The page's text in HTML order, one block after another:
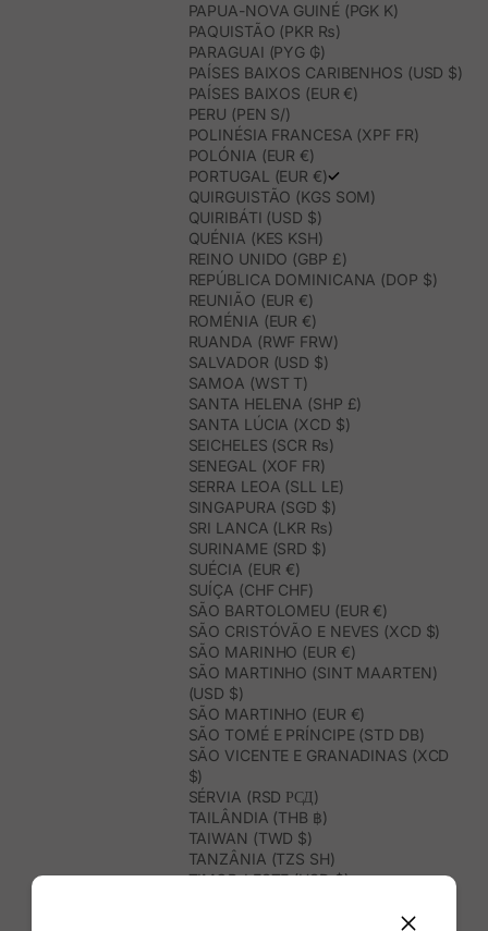
PAPUA-NOVA GUINÉ (PGK K)
PAQUISTÃO (PKR ₨)
PARAGUAI (PYG ₲)
PAÍSES BAIXOS CARIBENHOS (USD $)
PAÍSES BAIXOS (EUR €)
PERU (PEN S/)
POLINÉSIA FRANCESA (XPF FR)
POLÓNIA (EUR €)
PORTUGAL (EUR €)
QUIRGUISTÃO (KGS SOM)
QUIRIBÁTI (USD $)
QUÉNIA (KES KSH)
REINO UNIDO (GBP £)
REPÚBLICA DOMINICANA (DOP $)
REUNIÃO (EUR €)
ROMÉNIA (EUR €)
RUANDA (RWF FRW)
SALVADOR (USD $)
SAMOA (WST T)
SANTA HELENA (SHP £)
SANTA LÚCIA (XCD $)
SEICHELES (SCR ₨)
SENEGAL (XOF FR)
SERRA LEOA (SLL LE)
SINGAPURA (SGD $)
SRI LANCA (LKR ₨)
SURINAME (SRD $)
SUÉCIA (EUR €)
SUÍÇA (CHF CHF)
SÃO BARTOLOMEU (EUR €)
SÃO CRISTÓVÃO E NEVES (XCD $)
SÃO MARINHO (EUR €)
SÃO MARTINHO (SINT MAARTEN)
(USD $)
SÃO MARTINHO (EUR €)
SÃO TOMÉ E PRÍNCIPE (STD DB)
SÃO VICENTE E GRANADINAS (XCD
$)
SÉRVIA (RSD РСД)
TAILÂNDIA (THB ฿)
TAIWAN (TWD $)
TANZÂNIA (TZS SH)
TIMOR-LESTE (USD $)